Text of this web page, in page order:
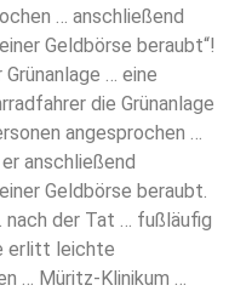
… anschließend
Geldbörse beraubt“!
… eine
die Grünanlage
angesprochen …
anschließend
Geldbörse beraubt.
nach der Tat … fußläufig
erlitt leichte
… Müritz-Klinikum …